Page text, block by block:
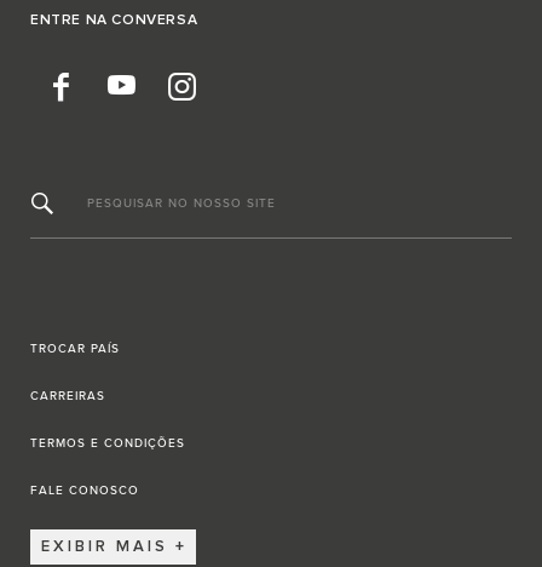
ENTRE NA CONVERSA
PESQUISAR NO NOSSO SITE
TROCAR PAÍS
CARREIRAS
TERMOS E CONDIÇÕES
FALE CONOSCO
EXIBIR MAIS